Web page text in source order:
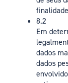
8.2
Em
dados
dados